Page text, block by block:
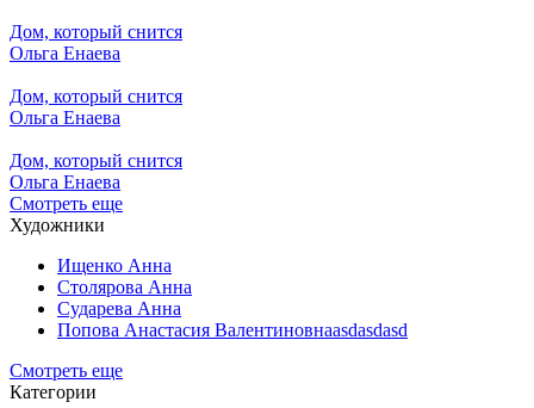
Дом, который снится
Ольга Енаева
Дом, который снится
Ольга Енаева
Дом, который снится
Ольга Енаева
Смотреть еще
Художники
Ищенко Анна
Столярова Анна
Сударева Анна
Попова Анастасия Валентиновнаasdasdasd
Смотреть еще
Категории